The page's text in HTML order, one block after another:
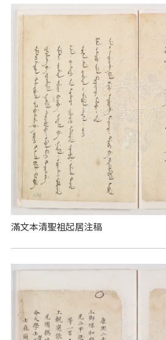
滿文本清聖祖起居注稿